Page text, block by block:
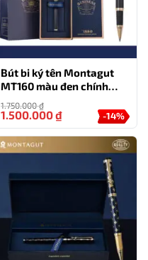
Bút bi ký tên Montagut
MT160 màu đen chính
hãng
1.750.000₫
-14%
1.500.000₫